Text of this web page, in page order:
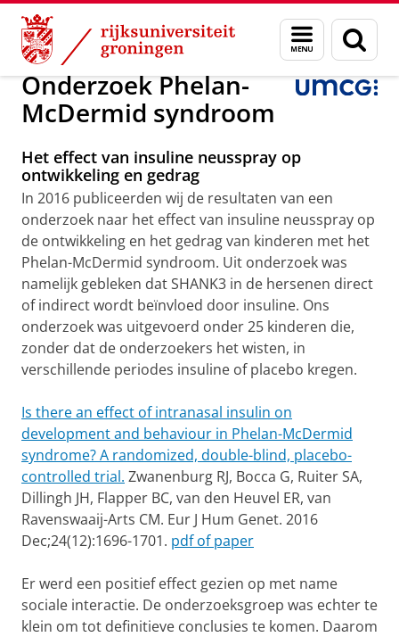
Skip
Content
Skip
Navigation
Menu
en
zoeken
Onderzoek Phelan-McDermid syndroom
Onderzoek Phelan-
McDermid syndroom
Het effect van insuline neusspray op
ontwikkeling en gedrag
In 2016 publiceerden wij de resultaten van een
onderzoek naar het effect van insuline neusspray op
de ontwikkeling en het gedrag van kinderen met het
Phelan-McDermid syndroom. Uit onderzoek was
namelijk gebleken dat SHANK3 in de hersenen direct
of indirect wordt beïnvloed door insuline. Ons
onderzoek was uitgevoerd onder 25 kinderen die,
zonder dat de onderzoekers het wisten, in
verschillende periodes insuline of placebo kregen.
Is there an effect of intranasal insulin on
development and behaviour in Phelan-McDermid
syndrome? A randomized, double-blind, placebo-
controlled trial. Zwanenburg RJ, Bocca G, Ruiter SA,
Dillingh JH, Flapper BC, van den Heuvel ER, van
Ravenswaaij-Arts CM. Eur J Hum Genet. 2016
Dec;24(12):1696-1701. pdf of paper
Er werd een positief effect gezien op met name
sociale interactie. De onderzoeksgroep was echter te
klein om tot definitieve conclusies te komen. Daarom